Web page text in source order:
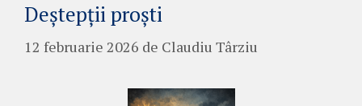
Deștepții proști
12 februarie 2026 de Claudiu Târziu